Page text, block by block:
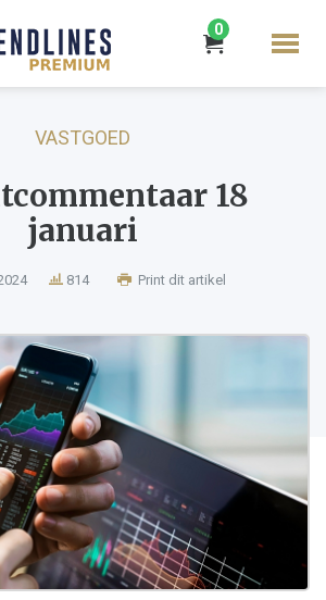
0
VASTGOED
18
januari
814 Print dit artikel